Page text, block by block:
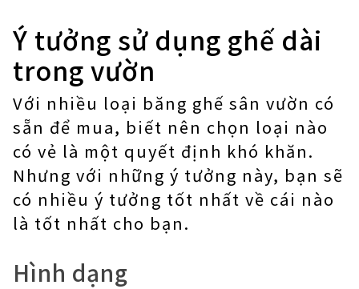
Ý tưởng sử dụng ghế dài
trong vườn
Với nhiều loại băng ghế sân vườn có
sẵn để mua, biết nên chọn loại nào
có vẻ là một quyết định khó khăn.
Nhưng với những ý tưởng này, bạn sẽ
có nhiều ý tưởng tốt nhất về cái nào
là tốt nhất cho bạn.
Hình dạng